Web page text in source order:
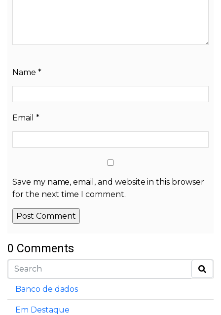
Name *
Email *
Save my name, email, and website in this browser
for the next time I comment.
Alternative:
0 Comments
Banco de dados
Em Destaque